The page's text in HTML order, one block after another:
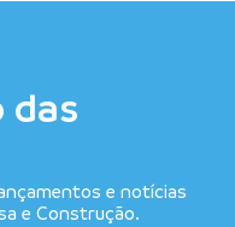
das
e notícias
e Construção.